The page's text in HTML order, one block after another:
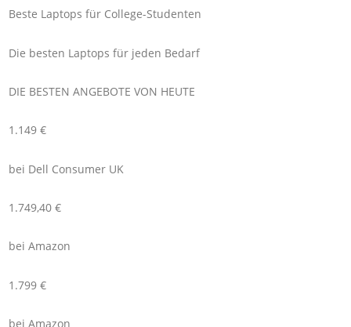
Beste Laptops für College-Studenten
Die besten Laptops für jeden Bedarf
DIE BESTEN ANGEBOTE VON HEUTE
1.149 €
bei Dell Consumer UK
1.749,40 €
bei Amazon
1.799 €
bei Amazon